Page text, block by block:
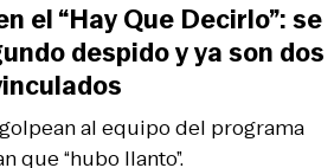
al equipo del programa
que “hubo llanto”.
el “Hay Que Decirlo”: se
despido y ya son dos